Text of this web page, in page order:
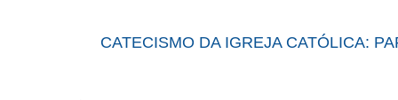
CATECISMO DA IGREJA CATÓLICA: